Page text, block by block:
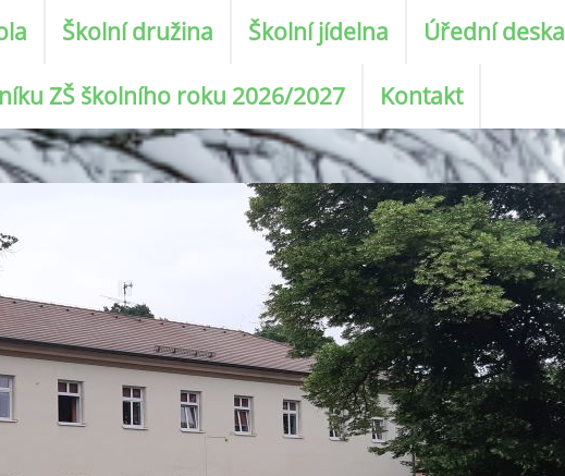
Školní družina Školní jídelna Úřední deska
ZŠ školního roku 2026/2027 Kontakt